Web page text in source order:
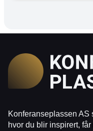
Konferanseplassen AS
hvor du blir inspirert,